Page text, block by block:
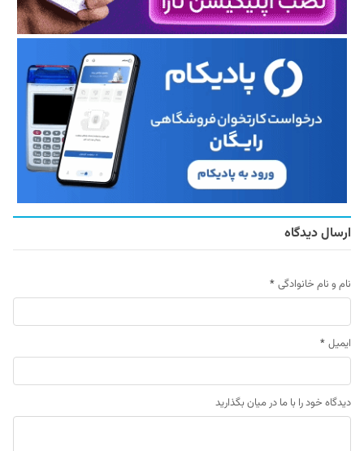
ارسال دیدگاه
نام و نام خانوادگی *
ایمیل *
دیدگاه خود را با ما در میان بگذارید